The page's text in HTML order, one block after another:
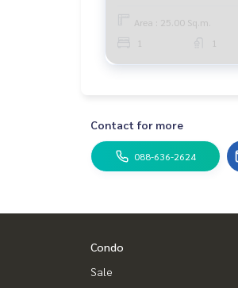
Area : 25.00 Sq.m.
1
1
Contact for more
088-636-2624
Condo
Sale